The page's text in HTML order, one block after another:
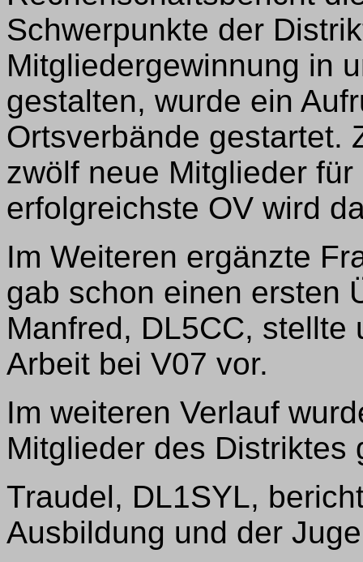
Schwerpunkte der
Mitgliedergewinnung in
gestalten, wurde ein
Ortsverbände gestartet.
zwölf neue Mitglieder
erfolgreichste OV wird
Im Weiteren ergänzte
gab schon einen ersten
Manfred, DL5CC,
Arbeit bei V07 vor.
Im weiteren Verlauf
Mitglieder des Distriktes
Traudel, DL1SYL,
Ausbildung und der